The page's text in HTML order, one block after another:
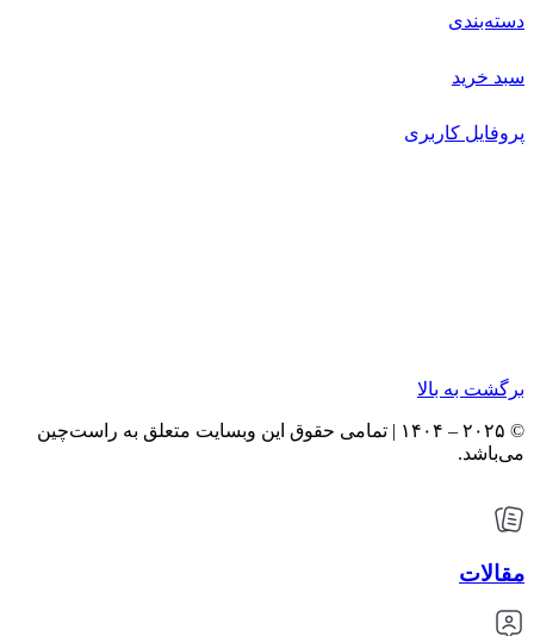
دسته‌بندی
سبد خرید
پروفایل کاربری
برگشت به بالا
© ۲۰۲۵ – ۱۴۰۴ | تمامی حقوق این وبسایت متعلق به راست‌چین
می‌باشد.
مقالات